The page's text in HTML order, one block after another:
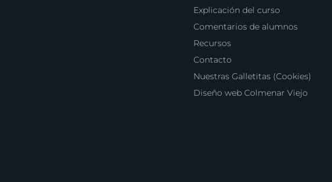
Explicación del curso
Comentarios de alumnos
Recursos
Contacto
Nuestras Galletitas (Cookies)
Diseño web Colmenar Viejo